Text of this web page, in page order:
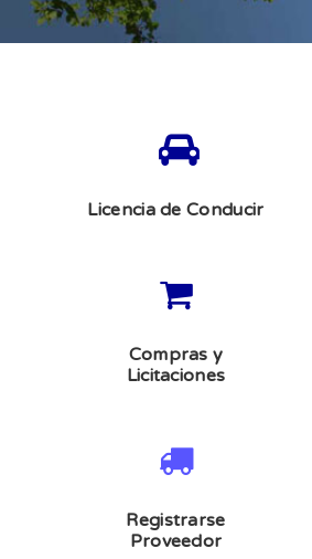
Licencia de Conducir
Compras y
Licitaciones
Registrarse
Proveedor